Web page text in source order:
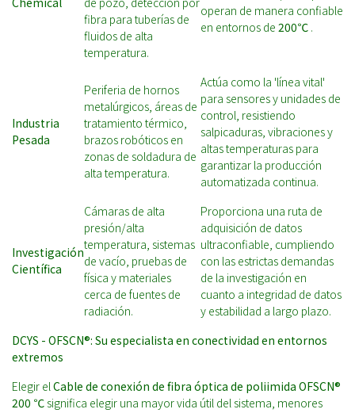
fibra para tuberías de
fluidos de alta
temperatura.
operan de manera confiable
en entornos de 200℃ .
Industria
Pesada
Periferia de hornos
metalúrgicos, áreas de
tratamiento térmico,
brazos robóticos en
zonas de soldadura de
alta temperatura.
Actúa como la 'línea vital'
para sensores y unidades de
control, resistiendo
salpicaduras, vibraciones y
altas temperaturas para
garantizar la producción
automatizada continua.
Investigación
Científica
Cámaras de alta
presión/alta
temperatura, sistemas
de vacío, pruebas de
física y materiales
cerca de fuentes de
radiación.
Proporciona una ruta de
adquisición de datos
ultraconfiable, cumpliendo
con las estrictas demandas
de la investigación en
cuanto a integridad de datos
y estabilidad a largo plazo.
DCYS - OFSCN®: Su especialista en conectividad en entornos
extremos
Elegir elCable de conexión de fibra óptica de poliimida OFSCN®
200 ℃ significa elegir una mayor vida útil del sistema, menores